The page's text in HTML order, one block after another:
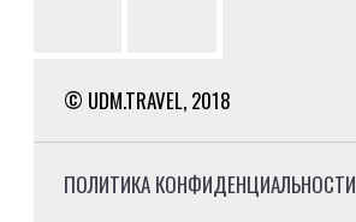
© UDM.TRAVEL, 2018
ПОЛИТИКА КОНФИДЕНЦИАЛЬНОСТИ